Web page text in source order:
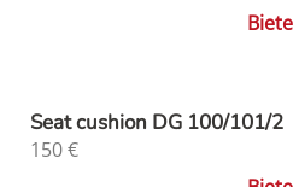
Biete
Seat cushion DG 100/101/2
150€